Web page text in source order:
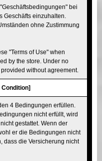
bei
Geschäfts einzuhalten.
ohne Zustimmung
"Terms of Use" when
by the store. Under no
without agreement.
Condition]
4 Bedingungen erfüllen.
nicht erfüllt, wird
gestattet. Wenn der
er die Bedingungen nicht
dass die Versicherung nicht